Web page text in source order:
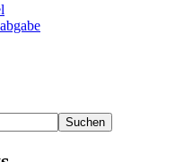
Suchen